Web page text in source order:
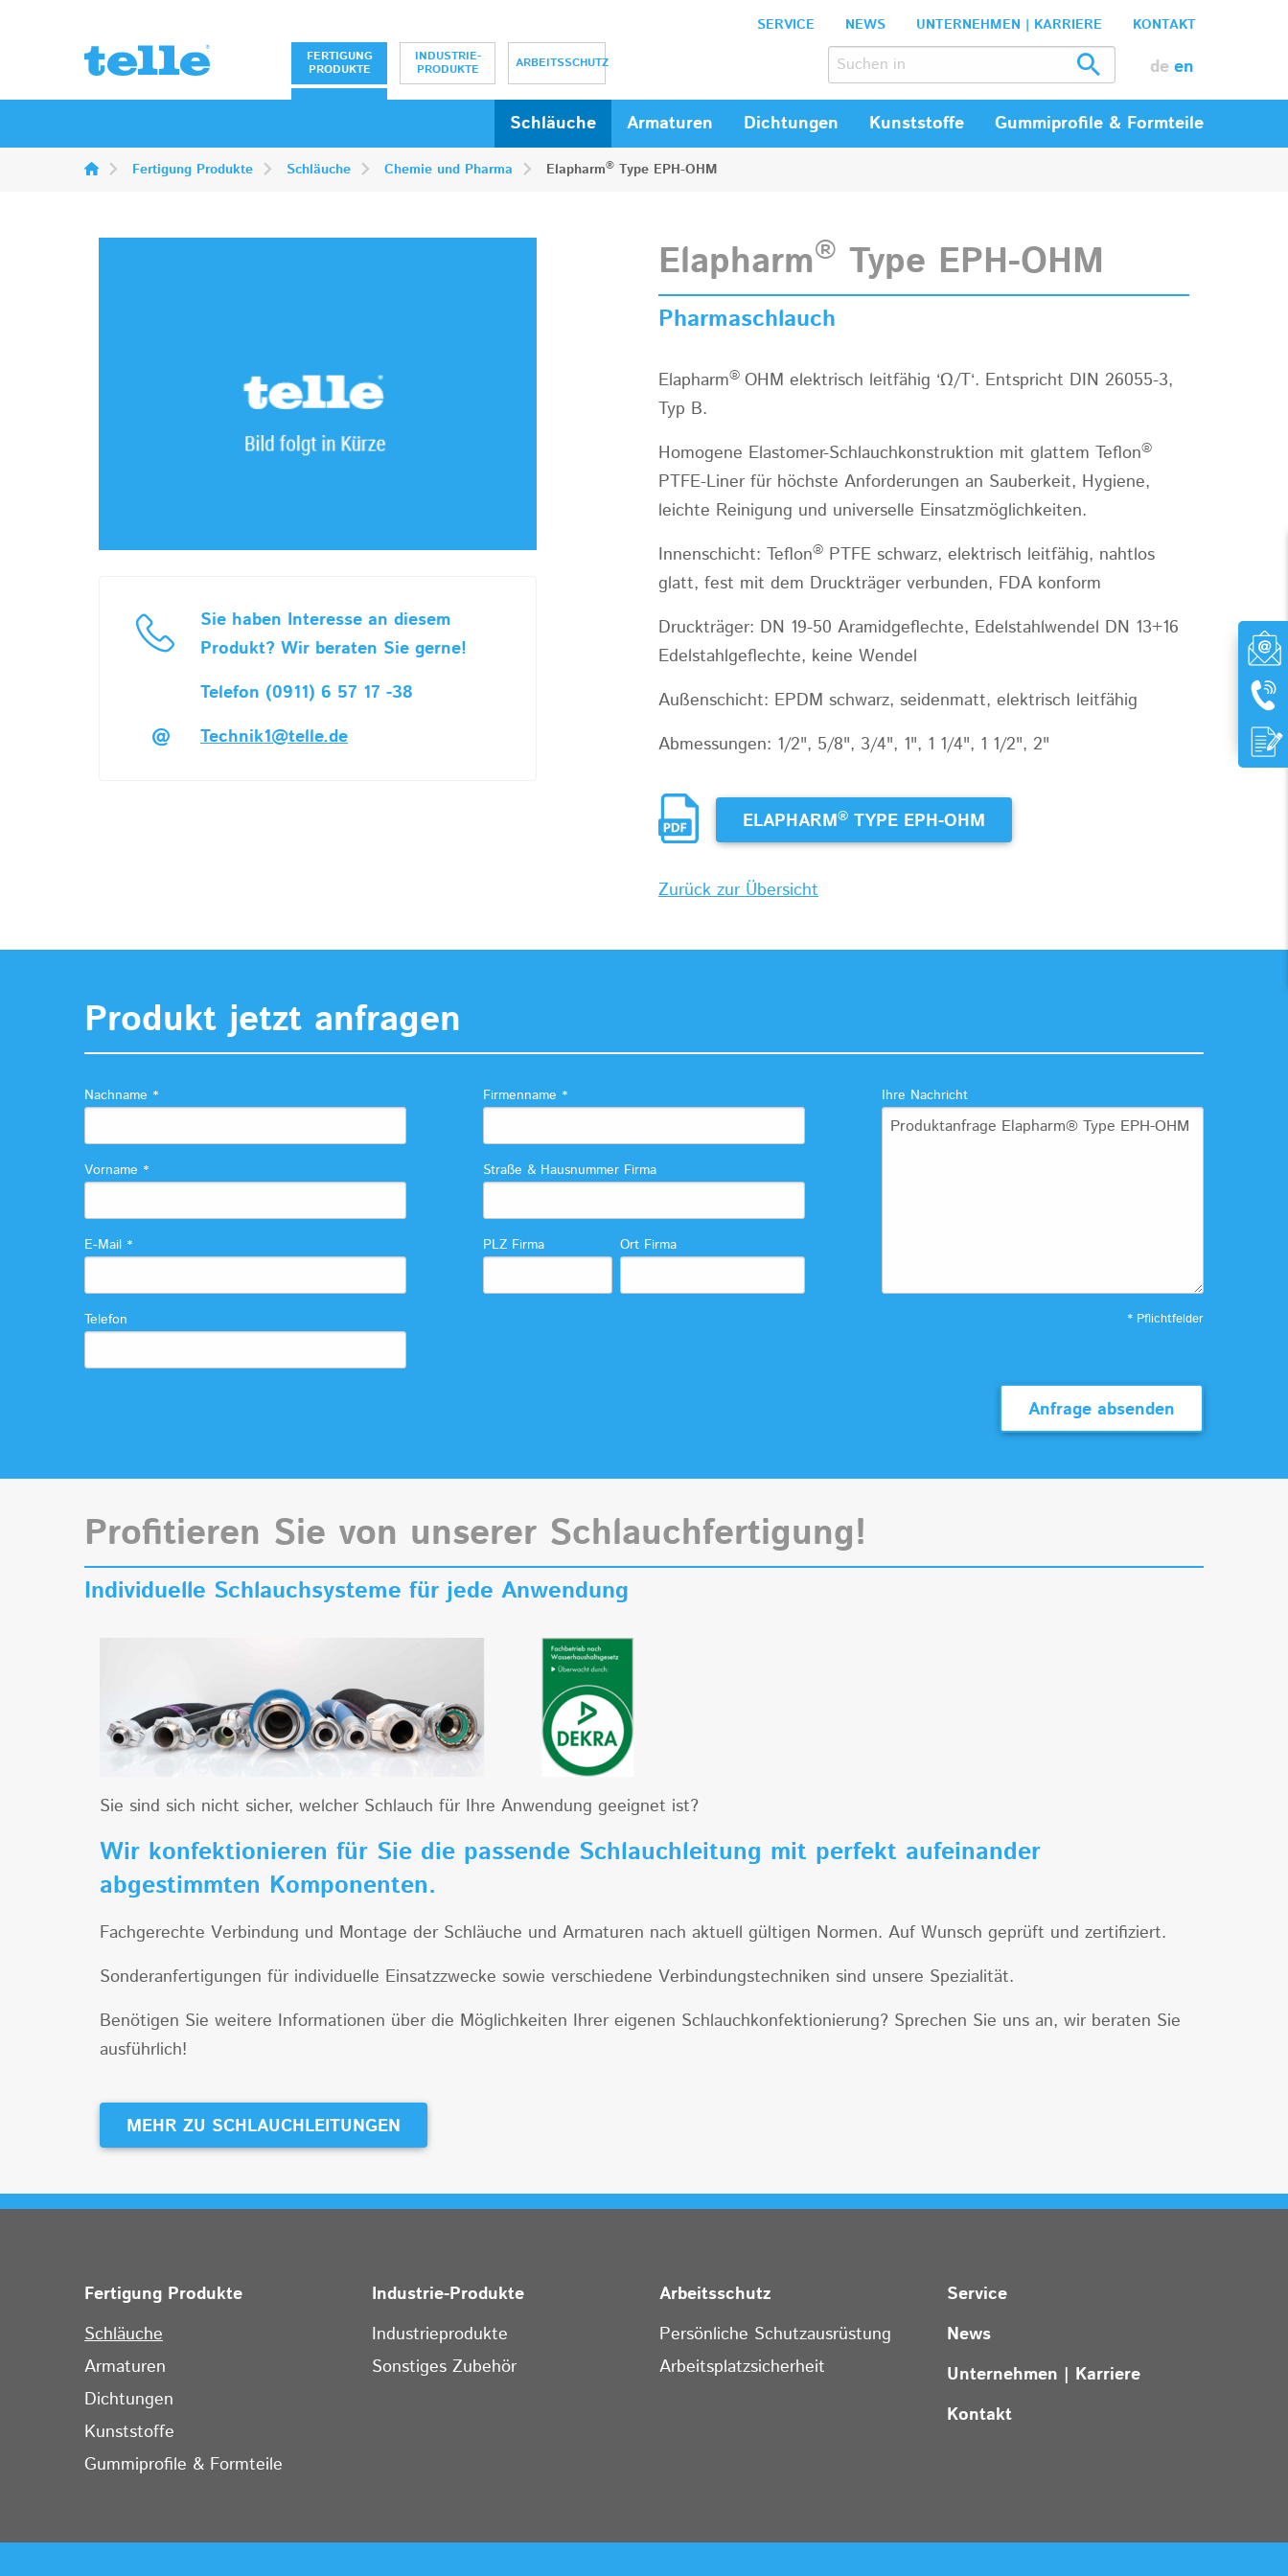
Erwin Telle GmbH
FERTIGUNG
PRODUKTE
INDUSTRIE-
PRODUKTE
ARBEITSSCHUTZ
SERVICE NEWS UNTERNEHMEN | KARRIERE KONTAKT
de en
Schläuche Armaturen Dichtungen Kunststoffe Gummiprofile & Formteile
Fertigung Produkte Schläuche Chemie und Pharma Elapharm® Type EPH-OHM
Sie haben Interesse an diesem
Produkt? Wir beraten Sie gerne!
Telefon (0911) 6 57 17 -38
Technik1@telle.de
Elapharm® Type EPH-OHM
Pharmaschlauch
Elapharm® OHM elektrisch leitfähig ‘Ω/T‘. Entspricht DIN 26055-3,
Typ B.
Homogene Elastomer-Schlauchkonstruktion mit glattem Teflon®
PTFE-Liner für höchste Anforderungen an Sauberkeit, Hygiene,
leichte Reinigung und universelle Einsatzmöglichkeiten.
Innenschicht: Teflon®PTFE schwarz, elektrisch leitfähig, nahtlos
glatt, fest mit dem Druckträger verbunden, FDA konform
Druckträger: DN 19-50 Aramidgeflechte, Edelstahlwendel DN 13+16
Edelstahlgeflechte, keine Wendel
Außenschicht: EPDM schwarz, seidenmatt, elektrisch leitfähig
Abmessungen: 1/2", 5/8", 3/4", 1", 1 1/4", 1 1/2", 2"
ELAPHARM®TYPE EPH-OHM
Zurück zur Übersicht
Produkt jetzt anfragen
Nachname *
Vorname *
E-Mail *
Telefon
Firmenname *
Straße & Hausnummer Firma
PLZ Firma Ort Firma
Ihre Nachricht
* Pflichtfelder
Anfrage absenden
Profitieren Sie von unserer Schlauchfertigung!
Individuelle Schlauchsysteme für jede Anwendung
Sie sind sich nicht sicher, welcher Schlauch für Ihre Anwendung geeignet ist?
Wir konfektionieren für Sie die passende Schlauchleitung mit perfekt aufeinander
abgestimmten Komponenten.
Fachgerechte Verbindung und Montage der Schläuche und Armaturen nach aktuell gültigen Normen. Auf Wunsch geprüft und zertifiziert.
Sonderanfertigungen für individuelle Einsatzzwecke sowie verschiedene Verbindungstechniken sind unsere Spezialität.
Benötigen Sie weitere Informationen über die Möglichkeiten Ihrer eigenen Schlauchkonfektionierung? Sprechen Sie uns an, wir beraten Sie
ausführlich!
MEHR ZU SCHLAUCHLEITUNGEN
Fertigung Produkte
Schläuche
Armaturen
Dichtungen
Kunststoffe
Gummiprofile & Formteile
Industrie-Produkte
Industrieprodukte
Sonstiges Zubehör
Arbeitsschutz
Persönliche Schutzausrüstung
Arbeitsplatzsicherheit
Service
News
Unternehmen | Karriere
Kontakt